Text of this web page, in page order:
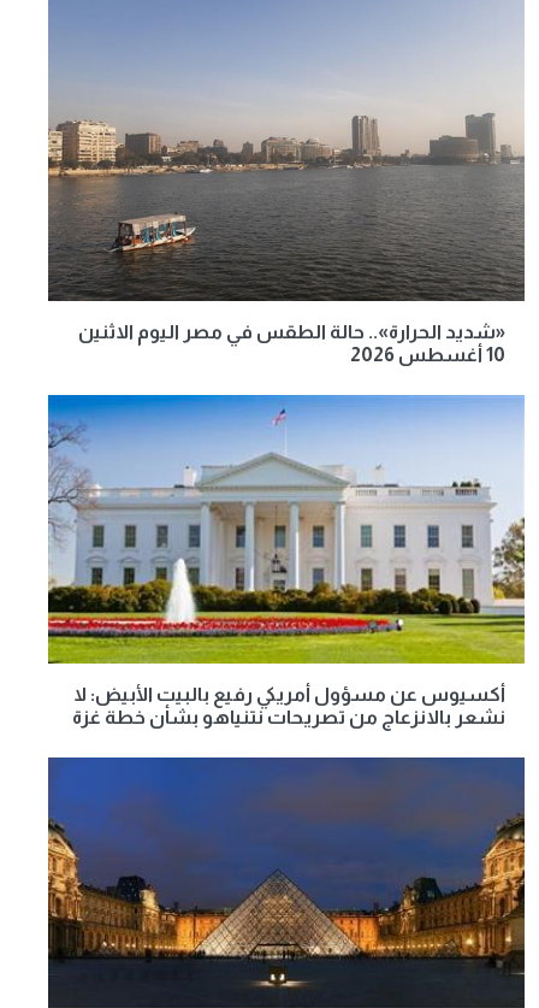
«شديد الحرارة».. حالة الطقس في مصر اليوم الاثنين
10 أغسطس 2026
أكسيوس عن مسؤول أمريكي رفيع بالبيت الأبيض: لا
نشعر بالانزعاج من تصريحات نتنياهو بشأن خطة غزة